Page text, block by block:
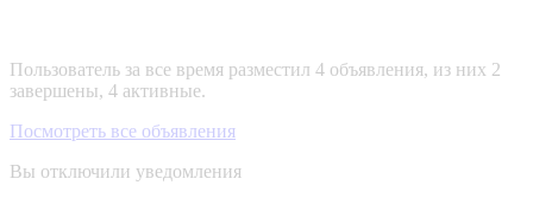
Пользователь за все время разместил 4 объявления, из них 2
завершены, 4 активные.
Посмотреть все объявления
Вы отключили уведомления